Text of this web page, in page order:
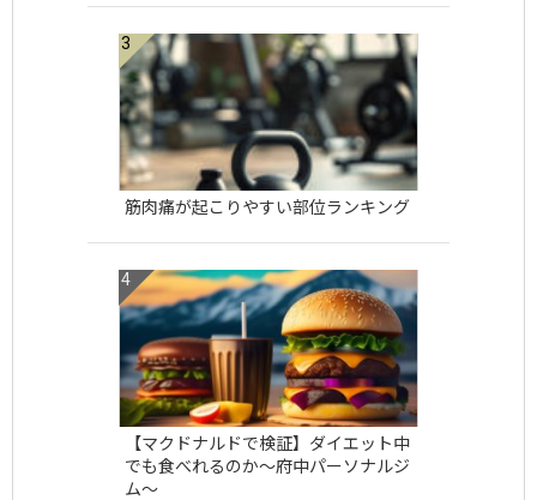
筋肉痛が起こりやすい部位ランキング
【マクドナルドで検証】ダイエット中
でも食べれるのか〜府中パーソナルジ
ム〜